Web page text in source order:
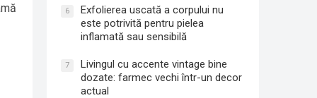
6
Exfolierea uscată a corpului nu
este potrivită pentru pielea
inflamată sau sensibilă
7
Livingul cu accente vintage bine
dozate: farmec vechi într-un decor
actual